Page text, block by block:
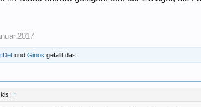
undGinos gefällt das.
↑